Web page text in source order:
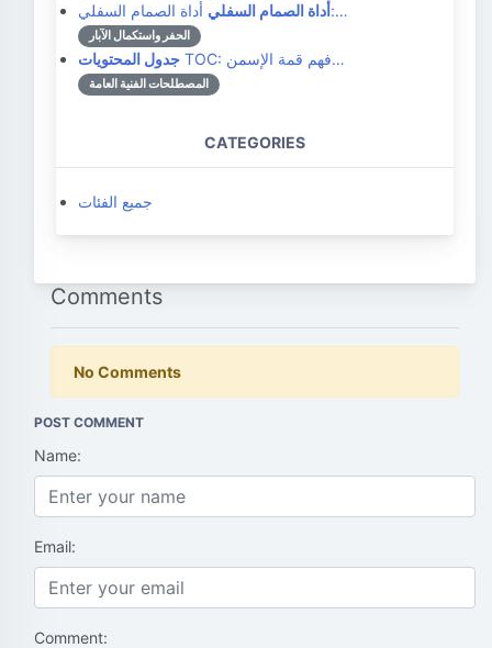
أداة الصمام السفليأداة الصمام السفلي:…
الحفر واستكمال الآبار
جدول المحتويات TOC: فهم قمة الإسمن…
المصطلحات الفنية العامة
CATEGORIES
جميع الفئات
Comments
No Comments
POST COMMENT
Name:
Email:
Comment: